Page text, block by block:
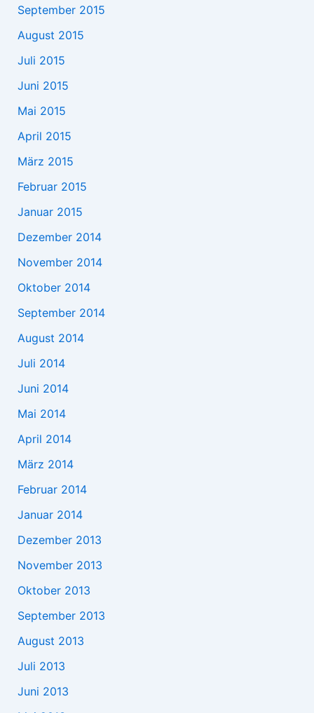
September 2015
August 2015
Juli 2015
Juni 2015
Mai 2015
April 2015
März 2015
Februar 2015
Januar 2015
Dezember 2014
November 2014
Oktober 2014
September 2014
August 2014
Juli 2014
Juni 2014
Mai 2014
April 2014
März 2014
Februar 2014
Januar 2014
Dezember 2013
November 2013
Oktober 2013
September 2013
August 2013
Juli 2013
Juni 2013